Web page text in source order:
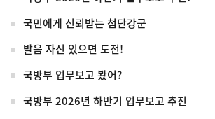
국민에게 신뢰받는 첨단강군
발음 자신 있으면 도전!
국방부 업무보고 봤어?
국방부 2026년 하반기 업무보고 추진